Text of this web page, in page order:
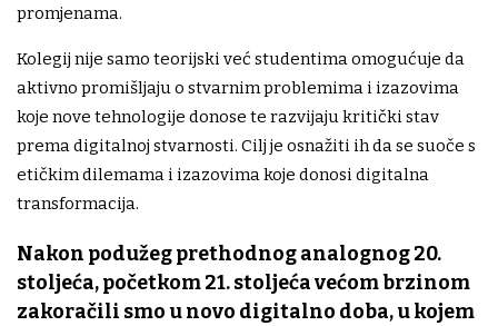
promjenama.
Kolegij nije samo teorijski već studentima omogućuje da
aktivno promišljaju o stvarnim problemima i izazovima
koje nove tehnologije donose te razvijaju kritički stav
prema digitalnoj stvarnosti. Cilj je osnažiti ih da se suoče s
etičkim dilemama i izazovima koje donosi digitalna
transformacija.
Nakon podužeg prethodnog analognog 20.
stoljeća, početkom 21. stoljeća većom brzinom
zakoračili smo u novo digitalno doba, u kojem